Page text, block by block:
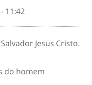
11:42
Jesus Cristo.
do homem